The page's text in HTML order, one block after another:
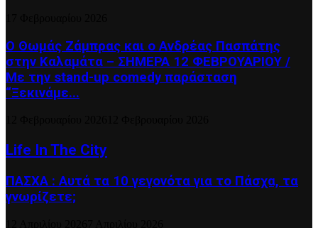
Ο Θωμάς Ζάμπρας και ο Ανδρέας Πασπάτης
στην Καλαμάτα – ΣΗΜΕΡΑ 12 ΦΕΒΡΟΥΑΡΙΟΥ /
Με την stand-up comedy παράσταση
“Ξεκινάμε...
Life In The City
ΠΑΣΧΑ : Αυτά τα 10 γεγονότα για το Πάσχα, τα
γνωρίζετε;